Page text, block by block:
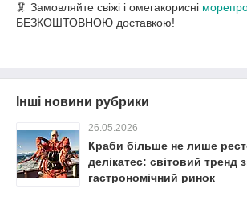
🦑 Замовляйте свіжі і омегакорисні
БЕЗКОШТОВНОЮ доставкою!
Інші новини рубрики
26.05.2026
Краби більше не лише
делікатес: світовий тренд
гастрономічний ринок